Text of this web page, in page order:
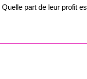
part de leur profit